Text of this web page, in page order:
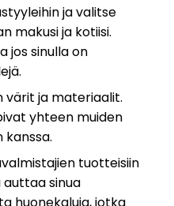
ja valitse
makusi ja kotiisi.
jos sinulla on
värit ja materiaalit.
yhteen muiden
tuotteisiin
sinua